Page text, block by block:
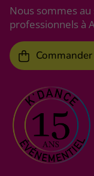
Nous sommes
professionnels à
Commander